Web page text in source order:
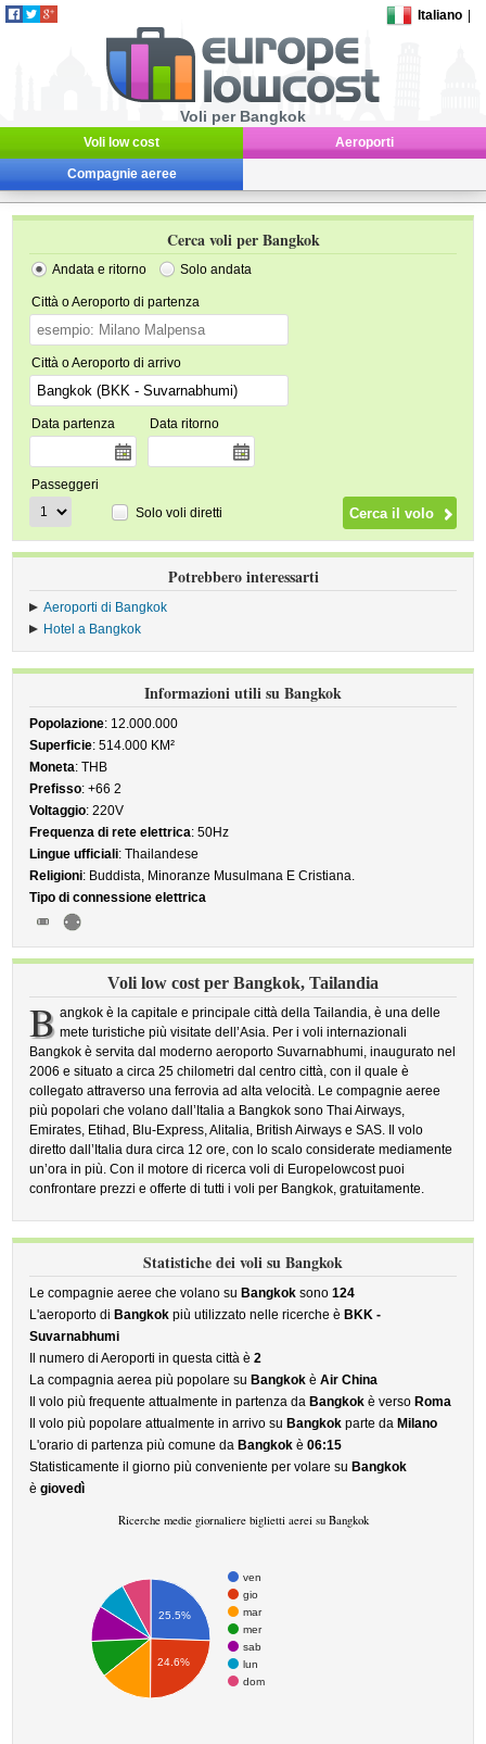
Italiano
Voli per Bangkok
Voli low cost Aeroporti
Compagnie aeree
Cerca voli per Bangkok
Andata e ritorno Solo andata
Città o Aeroporto di partenza
Città o Aeroporto di arrivo
Data partenza Data ritorno
Passeggeri
Solo voli diretti
Potrebbero interessarti
Aeroporti di Bangkok
Hotel a Bangkok
Informazioni utili su Bangkok
Popolazione: 12.000.000
Superficie: 514.000 KM²
Moneta: THB
Prefisso: +66 2
Voltaggio: 220V
Frequenza di rete elettrica: 50Hz
Lingue ufficiali: Thailandese
Religioni: Buddista, Minoranze Musulmana E Cristiana.
Tipo di connessione elettrica
Voli low cost per Bangkok, Tailandia
B angkok è la capitale e principale città della Tailandia, è una delle
mete turistiche più visitate dell’Asia. Per i voli internazionali
Bangkok è servita dal moderno aeroporto Suvarnabhumi, inaugurato nel
2006 e situato a circa 25 chilometri dal centro città, con il quale è
collegato attraverso una ferrovia ad alta velocità. Le compagnie aeree
più popolari che volano dall’Italia a Bangkok sono Thai Airways,
Emirates, Etihad, Blu-Express, Alitalia, British Airways e SAS. Il volo
diretto dall’Italia dura circa 12 ore, con lo scalo considerate mediamente
un’ora in più. Con il motore di ricerca voli di Europelowcost puoi
confrontare prezzi e offerte di tutti i voli per Bangkok, gratuitamente.
Statistiche dei voli su Bangkok
Le compagnie aeree che volano su Bangkok sono124
L'aeroporto di Bangkok più utilizzato nelle ricerche è BKK -
Suvarnabhumi
Il numero di Aeroporti in questa città è2
La compagnia aerea più popolare su Bangkok èAir China
Il volo più frequente attualmente in partenza da Bangkok è verso Roma
Il volo più popolare attualmente in arrivo su Bangkok parte da Milano
L'orario di partenza più comune da Bangkok è06:15
Statisticamente il giorno più conveniente per volare su Bangkok
ègiovedì
Ricerche medie giornaliere biglietti aerei su Bangkok
ven
gio
mar
mer
sab
lun
dom
25.5%
24.6%